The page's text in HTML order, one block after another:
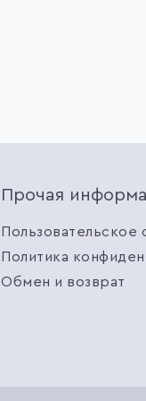
Прочая
Пользовательское
Политика
Обмен и возврат